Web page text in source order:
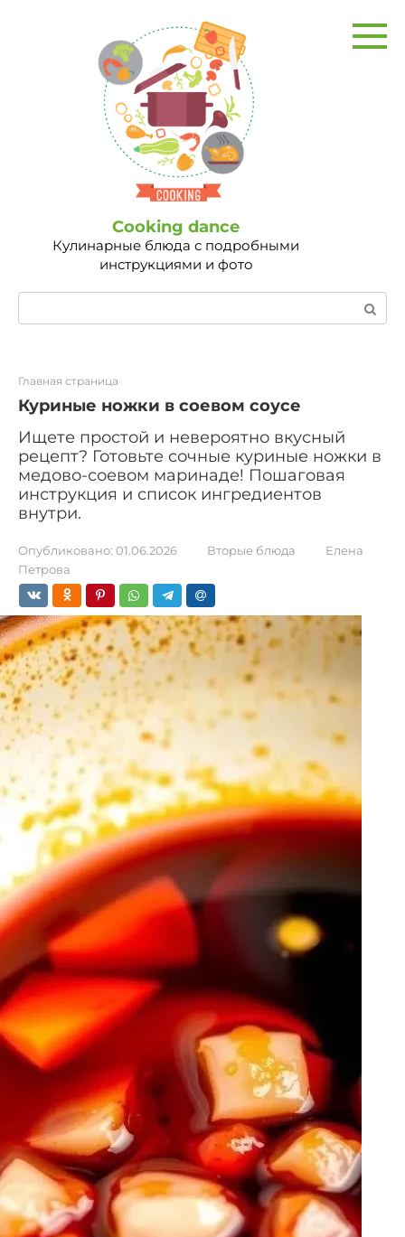
Сooking dance
Кулинарные блюда с подробными
инструкциями и фото
Поиск:
Главная страница
Куриные ножки в соевом соусе
Ищете простой и невероятно вкусный
рецепт? Готовьте сочные куриные ножки в
медово-соевом маринаде! Пошаговая
инструкция и список ингредиентов
внутри.
Опубликовано: 01.06.2026 Вторые блюда
Елена
Петрова